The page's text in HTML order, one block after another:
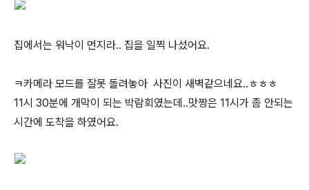
집에서는 워낙이 먼지라.. 집을 일찍 나섰어요.
ㅋ카메라 모드를 잘못 돌려놓아 사진이 새벽같으네요..ㅎㅎㅎ
11시 30분에 개막이 되는 박람회였는데..맛짱은 11시가 좀 안되는
시간에 도착을 하였어요.